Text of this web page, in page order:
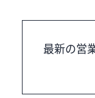
最新の営